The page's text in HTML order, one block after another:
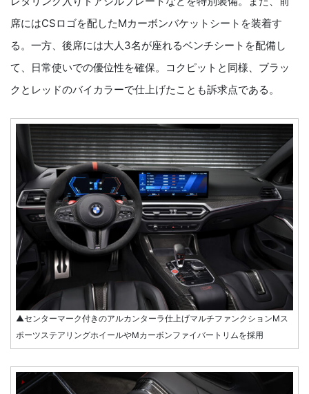
席にはCSロゴを配したMカーボンバケットシートを装着す
る。一方、後席には大人3名が座れるベンチシートを配備し
て、日常使いでの優位性を確保。コクピットと同様、ブラッ
クとレッドのバイカラーで仕上げたことも訴求点である。
▲センターマーク付きのアルカンターラ仕上げマルチファンクションMス
ポーツステアリングホイールやMカーボンファイバートリムを採用